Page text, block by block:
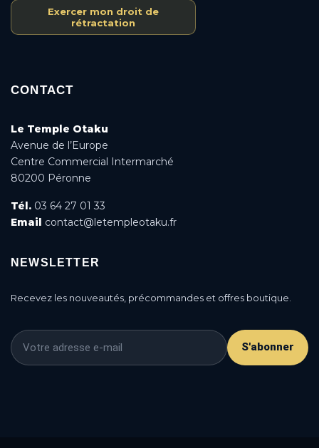
Exercer mon droit de
rétractation
CONTACT
Le Temple Otaku
Avenue de l’Europe
Centre Commercial Intermarché
80200 Péronne
Tél. 03 64 27 01 33
Email contact@letempleotaku.fr
NEWSLETTER
Recevez les nouveautés, précommandes et offres boutique.
S'abonner